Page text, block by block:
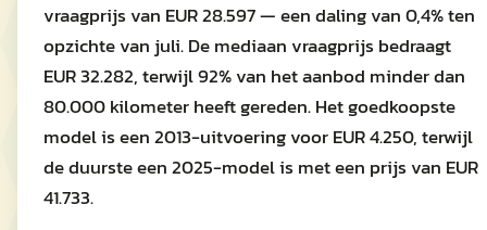
vraagprijs van EUR 28.597 — een daling van 0,4% ten
opzichte van juli. De mediaan vraagprijs bedraagt
EUR 32.282, terwijl 92% van het aanbod minder dan
80.000 kilometer heeft gereden. Het goedkoopste
model is een 2013-uitvoering voor EUR 4.250, terwijl
de duurste een 2025-model is met een prijs van EUR
41.733.